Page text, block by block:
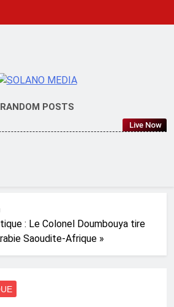
SOLANO
MEDIA
RANDOM POSTS
Live Now
: Le Colonel Doumbouya tire
Saoudite-Afrique »